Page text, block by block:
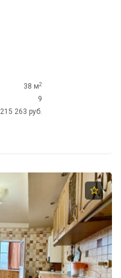
38 м2
9
215 263 руб.